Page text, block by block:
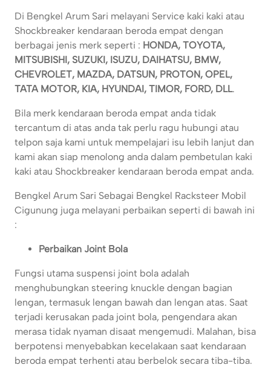
Di Bengkel Arum Sari melayani Service kaki kaki atau
Shockbreaker kendaraan beroda empat dengan
berbagai jenis merk seperti : HONDA, TOYOTA,
MITSUBISHI, SUZUKI, ISUZU, DAIHATSU, BMW,
CHEVROLET, MAZDA, DATSUN, PROTON, OPEL,
TATA MOTOR, KIA, HYUNDAI, TIMOR, FORD, DLL.
Bila merk kendaraan beroda empat anda tidak
tercantum di atas anda tak perlu ragu hubungi atau
telpon saja kami untuk mempelajari isu lebih lanjut dan
kami akan siap menolong anda dalam pembetulan kaki
kaki atau Shockbreaker kendaraan beroda empat anda.
Bengkel Arum Sari Sebagai Bengkel Racksteer Mobil
Cigunung juga melayani perbaikan seperti di bawah ini
:
Perbaikan Joint Bola
Fungsi utama suspensi joint bola adalah
menghubungkan steering knuckle dengan bagian
lengan, termasuk lengan bawah dan lengan atas. Saat
terjadi kerusakan pada joint bola, pengendara akan
merasa tidak nyaman disaat mengemudi. Malahan, bisa
berpotensi menyebabkan kecelakaan saat kendaraan
beroda empat terhenti atau berbelok secara tiba-tiba.